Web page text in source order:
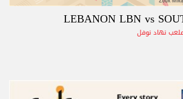
LEBANON LBN vs
نهاد نوفل